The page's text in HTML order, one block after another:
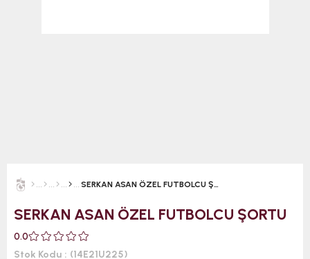
SERKAN ASAN ÖZEL FUTBOLCU ŞORTU
SERKAN ASAN ÖZEL FUTBOLCU ŞORTU
0.0
Stok Kodu
(14E21U225)